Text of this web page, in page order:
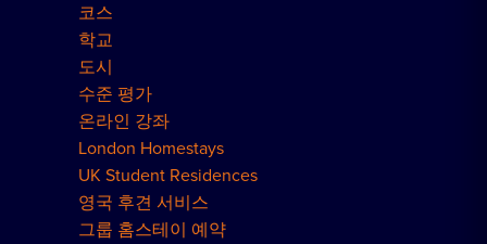
코스
학교
도시
수준 평가
온라인 강좌
London Homestays
UK Student Residences
영국 후견 서비스
그룹 홈스테이 예약